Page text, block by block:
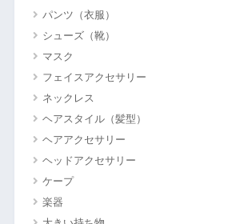
パンツ（衣服）
シューズ（靴）
マスク
フェイスアクセサリー
ネックレス
ヘアスタイル（髪型）
ヘアアクセサリー
ヘッドアクセサリー
ケープ
楽器